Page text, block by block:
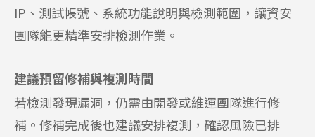
IP、測試帳號、系統功能說明與檢測範圍，讓資安
團隊能更精準安排檢測作業。
建議預留修補與複測時間
若檢測發現漏洞，仍需由開發或維運團隊進行修
補。修補完成後也建議安排複測，確認風險已排